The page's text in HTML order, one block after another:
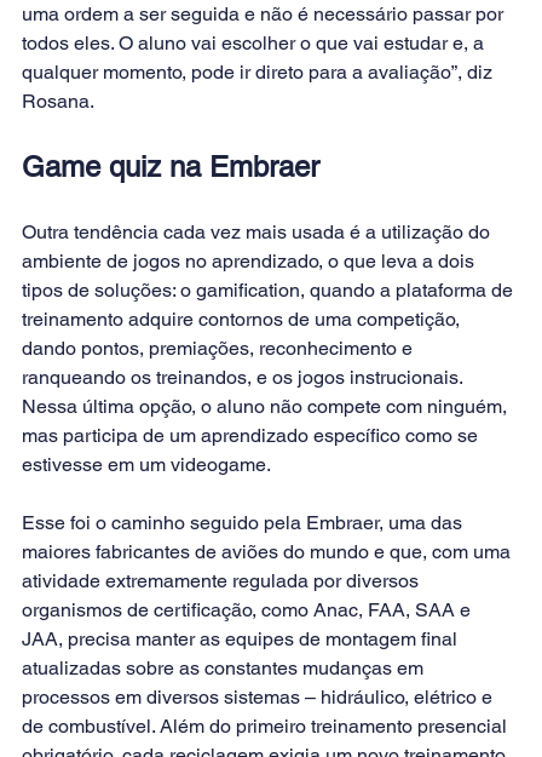
uma ordem a ser seguida e não é necessário passar por
todos eles. O aluno vai escolher o que vai estudar e, a
qualquer momento, pode ir direto para a avaliação”, diz
Rosana.
Game quiz na Embraer
Outra tendência cada vez mais usada é a utilização do
ambiente de jogos no aprendizado, o que leva a dois
tipos de soluções: o gamification, quando a plataforma de
treinamento adquire contornos de uma competição,
dando pontos, premiações, reconhecimento e
ranqueando os treinandos, e os jogos instrucionais.
Nessa última opção, o aluno não compete com ninguém,
mas participa de um aprendizado específico como se
estivesse em um videogame.
Esse foi o caminho seguido pela Embraer, uma das
maiores fabricantes de aviões do mundo e que, com uma
atividade extremamente regulada por diversos
organismos de certificação, como Anac, FAA, SAA e
JAA, precisa manter as equipes de montagem final
atualizadas sobre as constantes mudanças em
processos em diversos sistemas – hidráulico, elétrico e
de combustível. Além do primeiro treinamento presencial